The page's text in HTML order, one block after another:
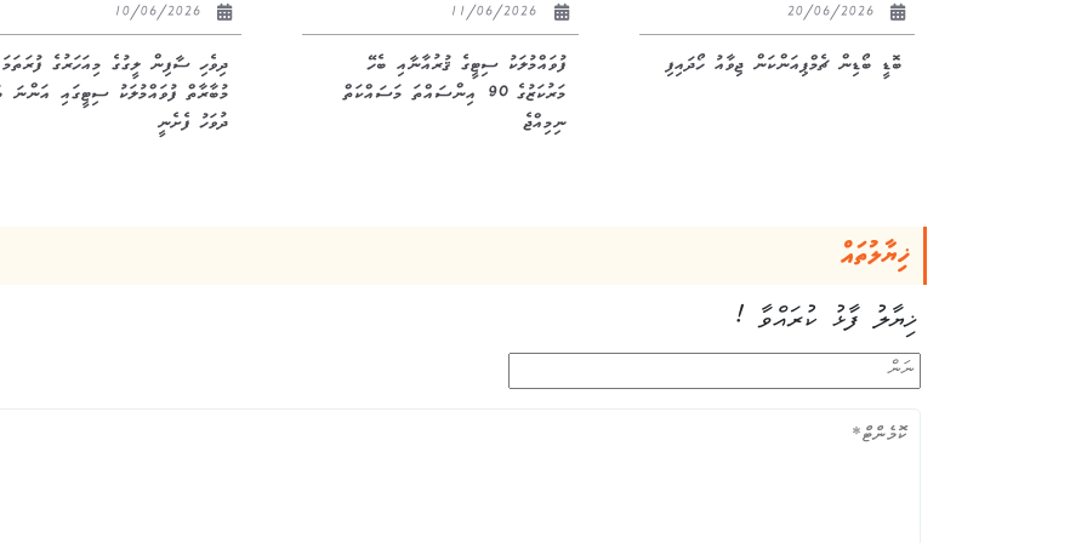
20/06/2026
ބޮޑީ ބޯޑިން ޗެމްޕިއަންކަން ޖިވާއު ހޯދައިފި
ފުވައްމުލަކު ސިޓީގެ ޤުރުއާނާއި ބެހޭ
މަރުކަޒުގެ 90 އިންސައްތަ މަސައްކަތް
ނިމިއްޖެ
10/06/2026
ދިވެހި ސާފިން ލީގުގެ މިއަހަރުގެ ފުރަތަމަ
މުބާރާތް ފުވައްމުލަކު ސިޓީގައި އަންނަ
ދުވަހު ފެށެނީ
ޚިޔާލުތައް
ޚިޔާލު ފާޅު ކުރައްވާ !